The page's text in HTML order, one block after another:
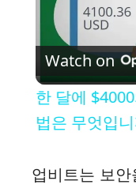
Watch on
한 달에
법은 무엇입
업비트는 보